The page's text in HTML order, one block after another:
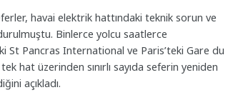
havai elektrik hattındaki teknik sorun ve
Binlerce yolcu saatlerce
St Pancras International ve Paris’teki Gare du
hat üzerinden sınırlı sayıda seferin yeniden
açıkladı.